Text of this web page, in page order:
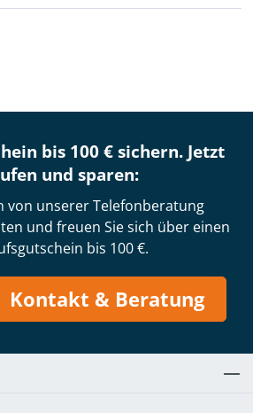
bis 100 € sichern. Jetzt
und sparen:
von unserer Telefonberatung
und freuen Sie sich über einen
bis 100 €.
Kontakt & Beratung